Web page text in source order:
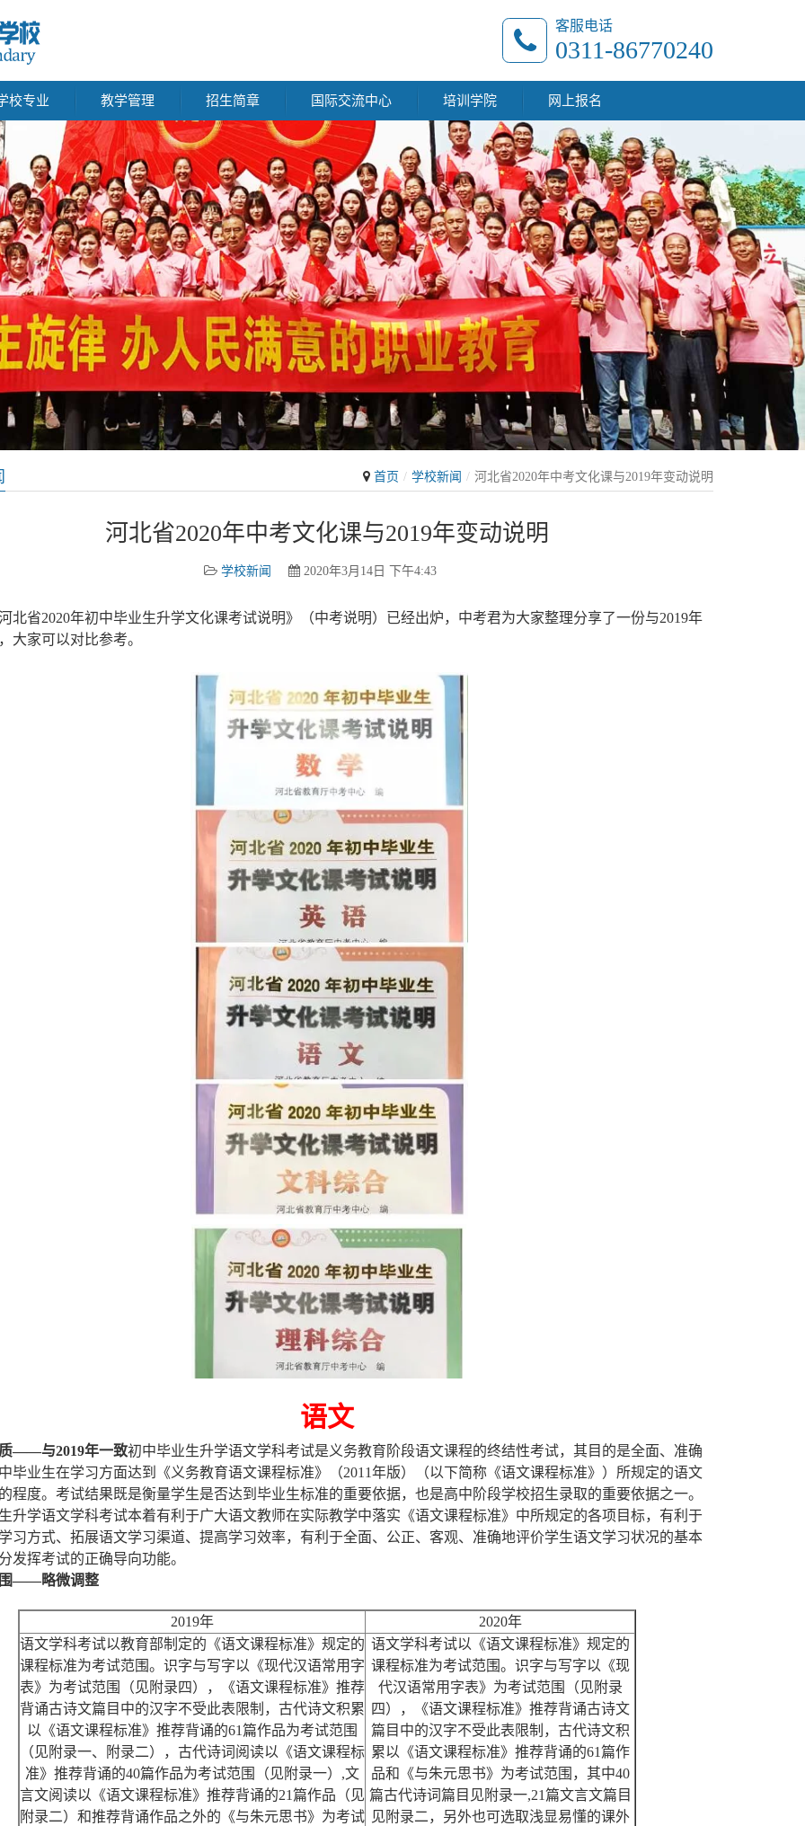
客服电话
0311-86770240
校专业 教学管理 招生简章 国际交流中心 培训学院 网上报名
首页 学校新闻 河北省2020年中考文化课与2019年变动说明
河北省2020年中考文化课与2019年变动说明
学校新闻 2020年3月14日 下午4:43
北省2020年初中毕业生升学文化课考试说明》（中考说明）已经出炉，中考君为大家整理分享了一份与2019年
大家可以对比参考。
语文
——与2019年一致初中毕业生升学语文学科考试是义务教育阶段语文课程的终结性考试，其目的是全面、准确
毕业生在学习方面达到《义务教育语文课程标准》（2011年版）（以下简称《语文课程标准》）所规定的语文
程度。考试结果既是衡量学生是否达到毕业生标准的重要依据，也是高中阶段学校招生录取的重要依据之一。
升学语文学科考试本着有利于广大语文教师在实际教学中落实《语文课程标准》中所规定的各项目标，有利于
习方式、拓展语文学习渠道、提高学习效率，有利于全面、公正、客观、准确地评价学生语文学习状况的基本
发挥考试的正确导向功能。
围——略微调整
2019年
2020年
语文学科考试以教育部制定的《语文课程标准》规定的
课程标准为考试范围。识字与写字以《现代汉语常用字
表》为考试范围（见附录四），《语文课程标准》推荐
背诵古诗文篇目中的汉字不受此表限制，古代诗文积累
以《语文课程标准》推荐背诵的61篇作品为考试范围
（见附录一、附录二），古代诗词阅读以《语文课程标
准》推荐背诵的40篇作品为考试范围（见附录一）,文
言文阅读以《语文课程标准》推荐背诵的21篇作品（见
附录二）和推荐背诵作品之外的《与朱元思书》为考试
语文学科考试以《语文课程标准》规定的
课程标准为考试范围。识字与写字以《现
代汉语常用字表》为考试范围（见附录
四），《语文课程标准》推荐背诵古诗文
篇目中的汉字不受此表限制，古代诗文积
累以《语文课程标准》推荐背诵的61篇作
品和《与朱元思书》为考试范围，其中40
篇古代诗词篇目见附录一,21篇文言文篇目
见附录二，另外也可选取浅显易懂的课外